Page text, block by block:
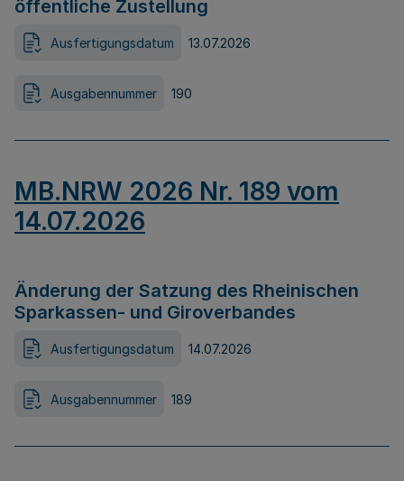
öffentliche Zustellung
Ausfertigungsdatum 13.07.2026
Ausgabennummer 190
MB.NRW 2026 Nr. 189 vom
14.07.2026
Änderung der Satzung des Rheinischen
Sparkassen- und Giroverbandes
Ausfertigungsdatum 14.07.2026
Ausgabennummer 189